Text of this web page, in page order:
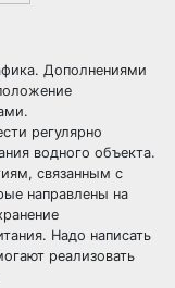
Дополнениями
регулярно
водного объекта.
связанным с
направлены на
Надо написать
реализовать